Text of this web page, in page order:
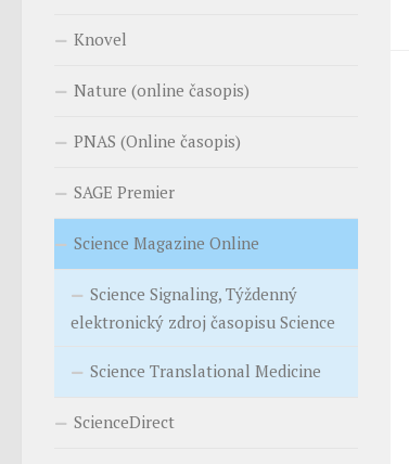
Knovel
Nature (online časopis)
PNAS (Online časopis)
SAGE Premier
Science Magazine Online
Science Signaling, Týždenný
elektronický zdroj časopisu Science
Science Translational Medicine
ScienceDirect